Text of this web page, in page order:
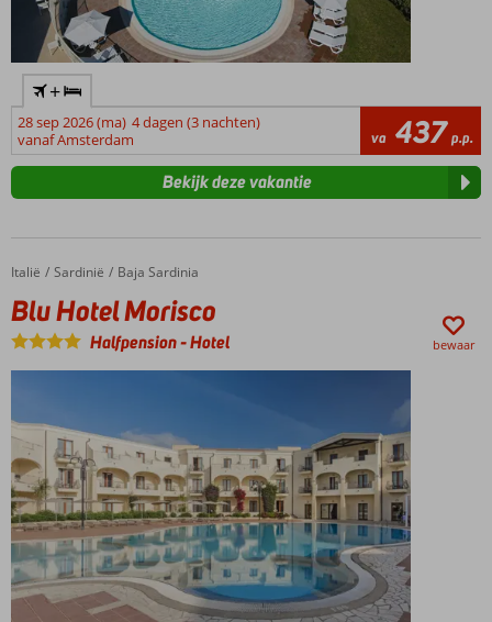
+
28 sep 2026 (ma) 4 dagen (3 nachten)
vanaf Amsterdam
va 437 p.p.
Bekijk deze vakantie
Home
Italië Sardinië Baja Sardinia
Blu Hotel Morisco
Blu Hotel Morisco
Halfpension-Hotel bewaar